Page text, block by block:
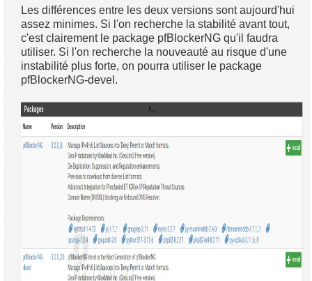
Les différences entre les deux versions sont aujourd'hui
assez minimes. Si l'on recherche la stabilité avant tout,
c'est clairement le package pfBlockerNG qu'il faudra
utiliser. Si l'on recherche la nouveauté au risque d'une
instabilité plus forte, on pourra utiliser le package
pfBlockerNG-devel.